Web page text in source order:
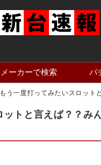
メーカーで検索 パ
もう一度打ってみたいスロット
ットと言えば？？み